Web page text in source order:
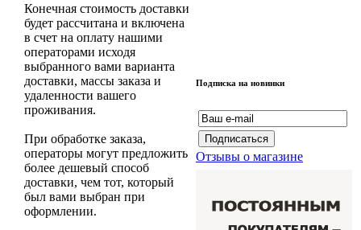
Конечная стоимость доставки
будет рассчитана и включена
в счет на оплату нашими
операторами исходя
выбранного вами варианта
доставки, массы заказа и
удаленности вашего
проживания.
При обработке заказа,
операторы могут предложить
более дешевый способ
доставки, чем тот, который
был вами выбран при
оформлении.
Подписка на новинки
Отзывы о магазине